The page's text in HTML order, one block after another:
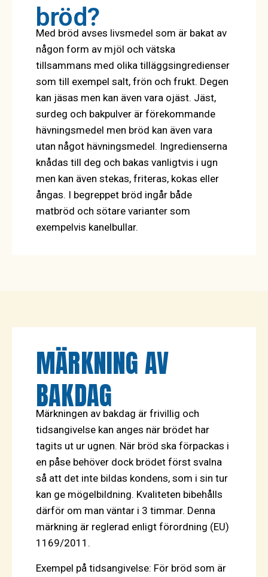
bröd?
Med bröd avses livsmedel som är bakat av
någon form av mjöl och vätska
tillsammans med olika tilläggsingredienser
som till exempel salt, frön och frukt. Degen
kan jäsas men kan även vara ojäst. Jäst,
surdeg och bakpulver är förekommande
hävningsmedel men bröd kan även vara
utan något hävningsmedel. Ingredienserna
knådas till deg och bakas vanligtvis i ugn
men kan även stekas, friteras, kokas eller
ångas. I begreppet bröd ingår både
matbröd och sötare varianter som
exempelvis kanelbullar.
MÄRKNING AV
BAKDAG
Märkningen av bakdag är frivillig och
tidsangivelse kan anges när brödet har
tagits ut ur ugnen. När bröd ska förpackas i
en påse behöver dock brödet först svalna
så att det inte bildas kondens, som i sin tur
kan ge mögelbildning. Kvaliteten bibehålls
därför om man väntar i 3 timmar. Denna
märkning är reglerad enligt förordning (EU)
1169/2011.
Exempel på tidsangivelse: För bröd som är